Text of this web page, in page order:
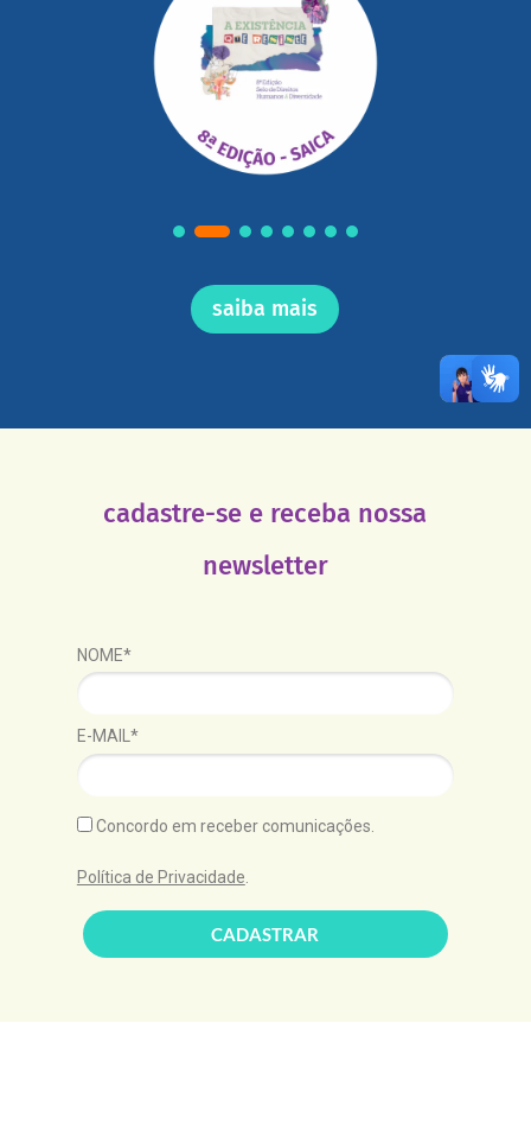
saiba mais
cadastre-se e receba nossa
newsletter
NOME*
E-MAIL*
Concordo em receber comunicações.
Política de Privacidade
CADASTRAR